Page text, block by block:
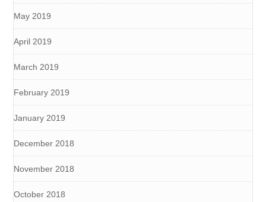
May 2019
April 2019
March 2019
February 2019
January 2019
December 2018
November 2018
October 2018